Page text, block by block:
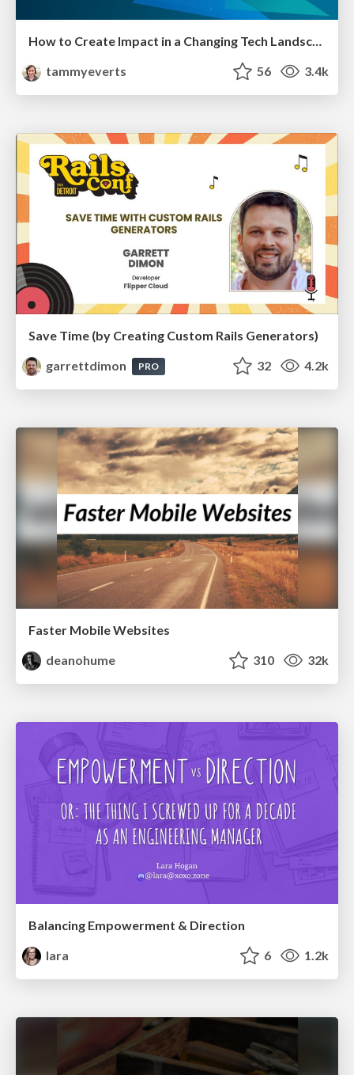
tammyeverts
56 3.4k
Save Time (by Creating Custom Rails Generators)
garrettdimon
PRO 32 4.2k
Faster Mobile Websites
deanohume
310 32k
Balancing Empowerment & Direction
lara
6 1.2k